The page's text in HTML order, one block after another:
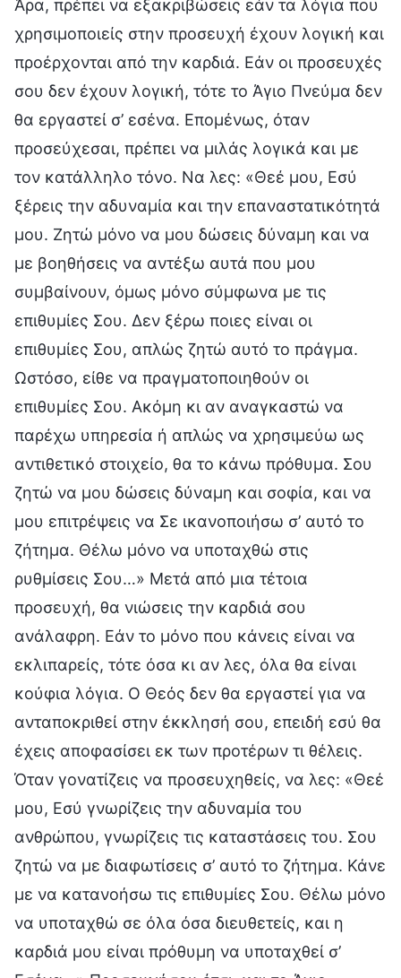
Άρα, πρέπει να εξακριβώσεις εάν τα λόγια που
χρησιμοποιείς στην προσευχή έχουν λογική και
προέρχονται από την καρδιά. Εάν οι προσευχές
σου δεν έχουν λογική, τότε το Άγιο Πνεύμα δεν
θα εργαστεί σ’ εσένα. Επομένως, όταν
προσεύχεσαι, πρέπει να μιλάς λογικά και με
τον κατάλληλο τόνο. Να λες: «Θεέ μου, Εσύ
ξέρεις την αδυναμία και την επαναστατικότητά
μου. Ζητώ μόνο να μου δώσεις δύναμη και να
με βοηθήσεις να αντέξω αυτά που μου
συμβαίνουν, όμως μόνο σύμφωνα με τις
επιθυμίες Σου. Δεν ξέρω ποιες είναι οι
επιθυμίες Σου, απλώς ζητώ αυτό το πράγμα.
Ωστόσο, είθε να πραγματοποιηθούν οι
επιθυμίες Σου. Ακόμη κι αν αναγκαστώ να
παρέχω υπηρεσία ή απλώς να χρησιμεύω ως
αντιθετικό στοιχείο, θα το κάνω πρόθυμα. Σου
ζητώ να μου δώσεις δύναμη και σοφία, και να
μου επιτρέψεις να Σε ικανοποιήσω σ’ αυτό το
ζήτημα. Θέλω μόνο να υποταχθώ στις
ρυθμίσεις Σου…» Μετά από μια τέτοια
προσευχή, θα νιώσεις την καρδιά σου
ανάλαφρη. Εάν το μόνο που κάνεις είναι να
εκλιπαρείς, τότε όσα κι αν λες, όλα θα είναι
κούφια λόγια. Ο Θεός δεν θα εργαστεί για να
ανταποκριθεί στην έκκλησή σου, επειδή εσύ θα
έχεις αποφασίσει εκ των προτέρων τι θέλεις.
Όταν γονατίζεις να προσευχηθείς, να λες: «Θεέ
μου, Εσύ γνωρίζεις την αδυναμία του
ανθρώπου, γνωρίζεις τις καταστάσεις του. Σου
ζητώ να με διαφωτίσεις σ’ αυτό το ζήτημα. Κάνε
με να κατανοήσω τις επιθυμίες Σου. Θέλω μόνο
να υποταχθώ σε όλα όσα διευθετείς, και η
καρδιά μου είναι πρόθυμη να υποταχθεί σ’